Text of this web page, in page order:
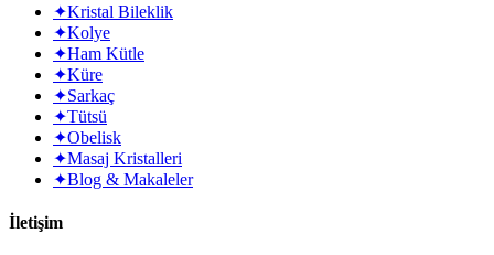
✦Kristal Bileklik
✦Kolye
✦Ham Kütle
✦Küre
✦Sarkaç
✦Tütsü
✦Obelisk
✦Masaj Kristalleri
✦Blog & Makaleler
İletişim